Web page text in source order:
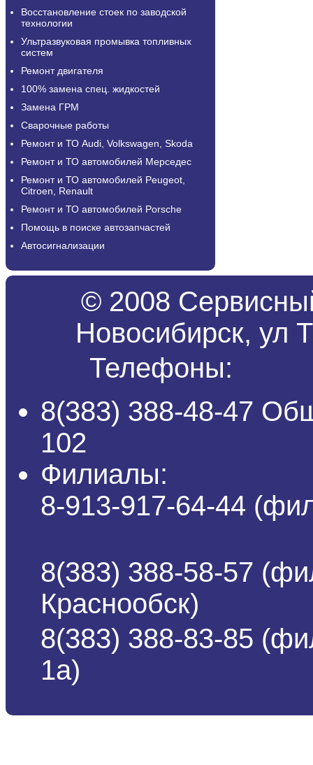
Восстановление стоек по заводской
технологии
Ультразвуковая промывка топливных
систем
Ремонт двигателя
100% замена спец. жидкостей
Замена ГРМ
Сварочные работы
Ремонт и ТО Audi, Volkswagen, Skoda
Ремонт и ТО автомобилей Мерседес
Ремонт и ТО автомобилей Peugeot,
Citroen, Renault
Ремонт и ТО автомобилей Porsche
Помощь в поиске автозапчастей
Автосигнализации
© 2008
Новосибирск, ул
Телефоны:
8(383) 388-48-47
102
Филиалы:
8-913-917-64-44
8(383) 388-58-57
Краснообск)
8(383) 388-83-85
1а)